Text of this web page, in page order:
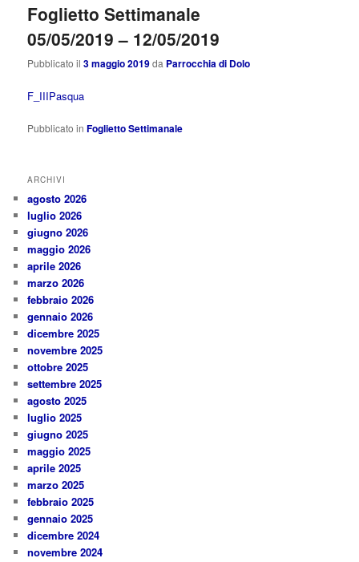
Foglietto Settimanale
05/05/2019 – 12/05/2019
Pubblicato il3 maggio 2019da Parrocchia di Dolo
F_IIIPasqua
Pubblicato in Foglietto Settimanale
ARCHIVI
agosto 2026
luglio 2026
giugno 2026
maggio 2026
aprile 2026
marzo 2026
febbraio 2026
gennaio 2026
dicembre 2025
novembre 2025
ottobre 2025
settembre 2025
agosto 2025
luglio 2025
giugno 2025
maggio 2025
aprile 2025
marzo 2025
febbraio 2025
gennaio 2025
dicembre 2024
novembre 2024